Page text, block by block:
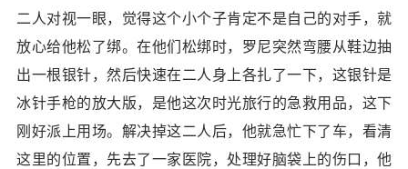
二人对视一眼，觉得这个小个子肯定不是自己的对手，就
放心给他松了绑。在他们松绑时，罗尼突然弯腰从鞋边抽
出一根银针，然后快速在二人身上各扎了一下，这银针是
冰针手枪的放大版，是他这次时光旅行的急救用品，这下
刚好派上用场。解决掉这二人后，他就急忙下了车，看清
这里的位置，先去了一家医院，处理好脑袋上的伤口，他